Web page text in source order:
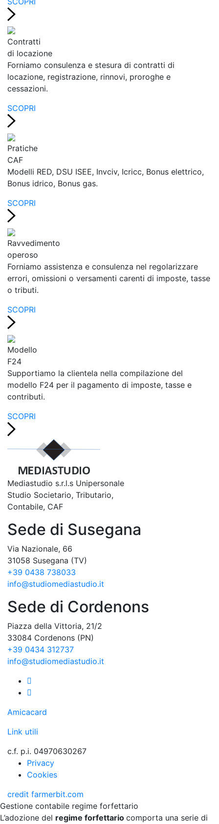
Contratti
di locazione
Forniamo consulenza e stesura di contratti di
locazione, registrazione, rinnovi, proroghe e
cessazioni.
SCOPRI
Pratiche
CAF
Modelli RED, DSU ISEE, Invciv, Icricc, Bonus elettrico,
Bonus idrico, Bonus gas.
SCOPRI
Ravvedimento
operoso
Forniamo assistenza e consulenza nel regolarizzare
errori, omissioni o versamenti carenti di imposte, tasse
o tributi.
SCOPRI
Modello
F24
Supportiamo la clientela nella compilazione del
modello F24 per il pagamento di imposte, tasse e
contributi.
SCOPRI
Mediastudio s.r.l.s Unipersonale
Studio Societario, Tributario,
Contabile, CAF
Sede di Susegana
Via Nazionale, 66
31058 Susegana (TV)
+39 0438 738033
info@studiomediastudio.it
Sede di Cordenons
Piazza della Vittoria, 21/2
33084 Cordenons (PN)
+39 0434 312737
info@studiomediastudio.it
Amicacard
Link utili
c.f. p.i. 04970630267
Privacy
Cookies
credit farmerbit.com
Gestione contabile regime forfettario
L’adozione del regime forfettario comporta una serie di